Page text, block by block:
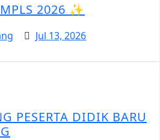
2026 ✨
Jul 13, 2026
PESERTA DIDIK BARU